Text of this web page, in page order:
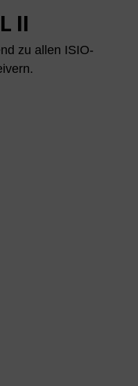
II
zu allen ISIO-